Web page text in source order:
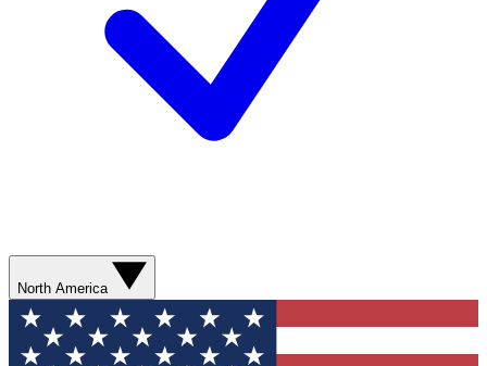
North America